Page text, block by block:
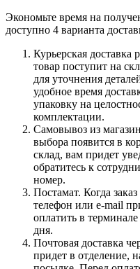
Экономьте время на
доступно 4 варианта
Курьерская доставка
товар поступит на
для уточнения
удобное время
упаковку на
комплектации.
Самовывоз из
выбора появится в
склад, вам придет
обратитесь к
номер.
Постамат. Когда
телефон или e-mail
оплатить в
дня.
Почтовая доставка
придет в отделение,